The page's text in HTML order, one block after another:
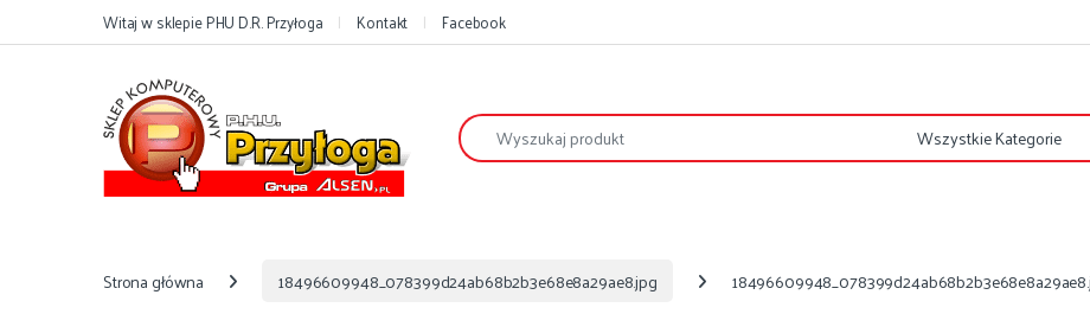
Przejdź do nawigacji
Przejdź do treściWitaj w sklepie PHU D.R. Przyłoga Kontakt Facebook
Szukaj:
Strona główna 18496609948_078399d24ab68b2b3e68e8a29ae8.jpg